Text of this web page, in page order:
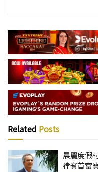
Related Posts
晨麗度假
律賓首富